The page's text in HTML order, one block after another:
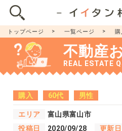
トップページ 一覧ページ 購
不動産
REAL ESTATE
購入 60代 男性
エリア
富山県富山市
投稿日
2020/09/28 更新日